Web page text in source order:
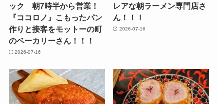
ック 朝7時半から営業！
『ココロノ』こもったパン
作りと接客をモットーの町
のベーカリーさん！！！
2026-07-16
レアな朝ラーメン専門店さ
ん！！！
2026-07-16